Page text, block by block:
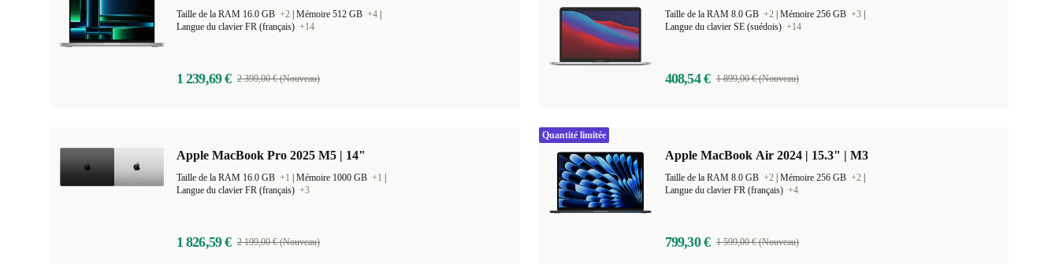
Taille de la RAM 16.0 GB +2 Mémoire 512 GB +4
Langue du clavier FR (français) +14
1 239,69 € 2 399,00 € (Nouveau)
Taille de la RAM 8.0 GB +2 Mémoire 256 GB +3
Langue du clavier SE (suédois) +14
408,54 € 1 899,00 € (Nouveau)
Apple MacBook Pro 2025 M5 | 14"
Taille de la RAM 16.0 GB +1 Mémoire 1000 GB +1
Langue du clavier FR (français) +3
1 826,59 € 2 199,00 € (Nouveau)
Apple MacBook Air 2024 | 15.3" | M3
Taille de la RAM 8.0 GB +2 Mémoire 256 GB +2
Langue du clavier FR (français) +4
799,30 € 1 599,00 € (Nouveau)
Quantité limitée